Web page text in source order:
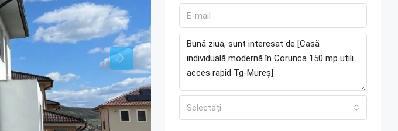
Selectați